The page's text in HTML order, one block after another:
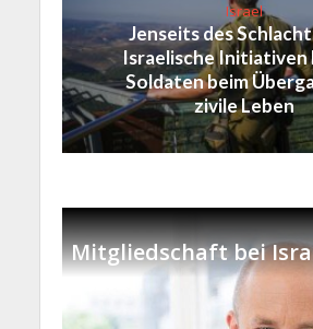
Israel
Jenseits des
Israelische Initiativen
Soldaten beim
zivile Leben
Mitgliedschaft bei